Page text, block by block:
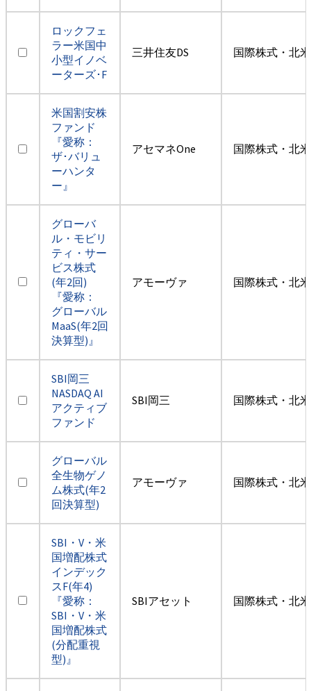
ロックフェ
ラー米国中
小型イノベ
ーターズ･F
三井住友DS 国際株式・北
米国割安株
ファンド
『愛称：
ザ･バリュ
ーハンタ
ー』
アセマネOne 国際株式・北
グローバ
ル・モビリ
ティ・サー
ビス株式
(年2回)
『愛称：
グローバル
MaaS(年2回
決算型)』
アモーヴァ 国際株式・北
SBI岡三
NASDAQ AI
アクティブ
ファンド
SBI岡三 国際株式・北
グローバル
全生物ゲノ
ム株式(年2
回決算型)
アモーヴァ 国際株式・北
SBI・V・米
国増配株式
インデック
スF(年4)
『愛称：
SBI・V・米
国増配株式
(分配重視
型)』
SBIアセット 国際株式・北